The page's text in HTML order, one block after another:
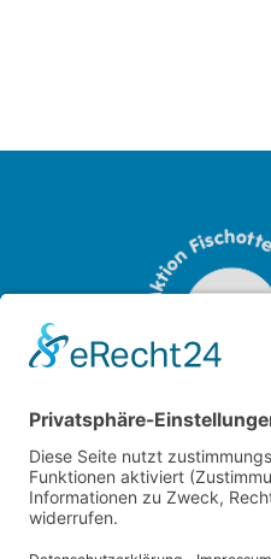
Sudendorfallee
29386
Niedersachsen